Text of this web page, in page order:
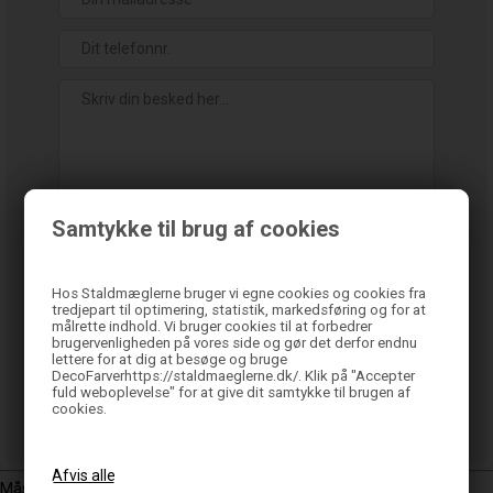
Samtykke til brug af cookies
Hos Staldmæglerne bruger vi egne cookies og cookies fra
tredjepart til optimering, statistik, markedsføring og for at
målrette indhold. Vi bruger cookies til at forbedrer
brugervenligheden på vores side og gør det derfor endnu
lettere for at dig at besøge og bruge
DecoFarverhttps://staldmaeglerne.dk/. Klik på "Accepter
fuld weboplevelse" for at give dit samtykke til brugen af
cookies.
Måske er du også interesseret i følgende produkter